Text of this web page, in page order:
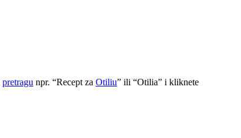
pretragu npr. “Recept za Otiliu” ili “Otilia” i kliknete